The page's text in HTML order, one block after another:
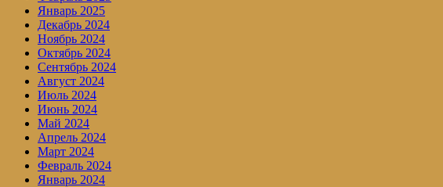
Январь 2025
Декабрь 2024
Ноябрь 2024
Октябрь 2024
Сентябрь 2024
Август 2024
Июль 2024
Июнь 2024
Май 2024
Апрель 2024
Март 2024
Февраль 2024
Январь 2024